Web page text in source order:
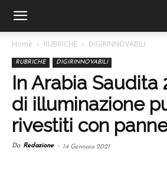
Home RUBRICHE DIGIRINNOVABILI
RUBRICHE DIGIRINNOVABILI
In Arabia Saudita
di illuminazione
rivestiti con
Da Redazione - 14 Gennaio 2021